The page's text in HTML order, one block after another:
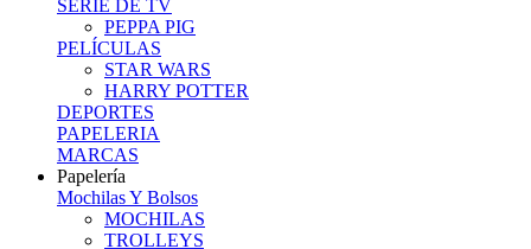
SERIE DE TV
PEPPA PIG
PELÍCULAS
STAR WARS
HARRY POTTER
DEPORTES
PAPELERIA
MARCAS
Papelería
Mochilas Y Bolsos
MOCHILAS
TROLLEYS